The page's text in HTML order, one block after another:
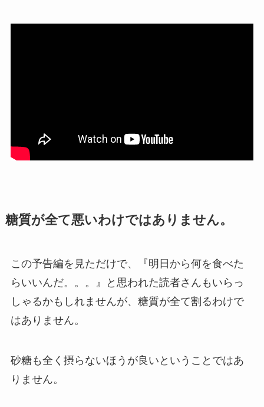
糖質が全て悪いわけではありません。
この予告編を見ただけで、『明日から何を食べた
らいいんだ。。。』と思われた読者さんもいらっ
しゃるかもしれませんが、糖質が全て割るわけで
はありません。
砂糖も全く摂らないほうが良いということではあ
りません。